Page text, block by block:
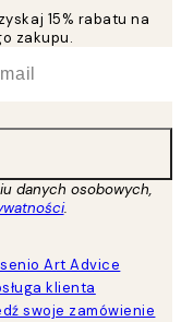
15% rabatu na
zakupu.
danych osobowych,
.
Art Advice
klienta
swoje zamówienie